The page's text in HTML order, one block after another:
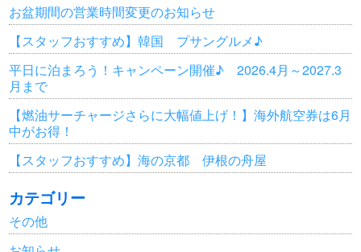
お盆期間の営業時間変更のお知らせ
【スタッフおすすめ】韓国 プサングルメ♪
平日に泊まろう！キャンペーン開催♪ 2026.4月～2027.3
月まで
【燃油サーチャージさらに大幅値上げ！】海外航空券は6月
中がお得！
【スタッフおすすめ】海の京都 伊根の舟屋
カテゴリー
その他